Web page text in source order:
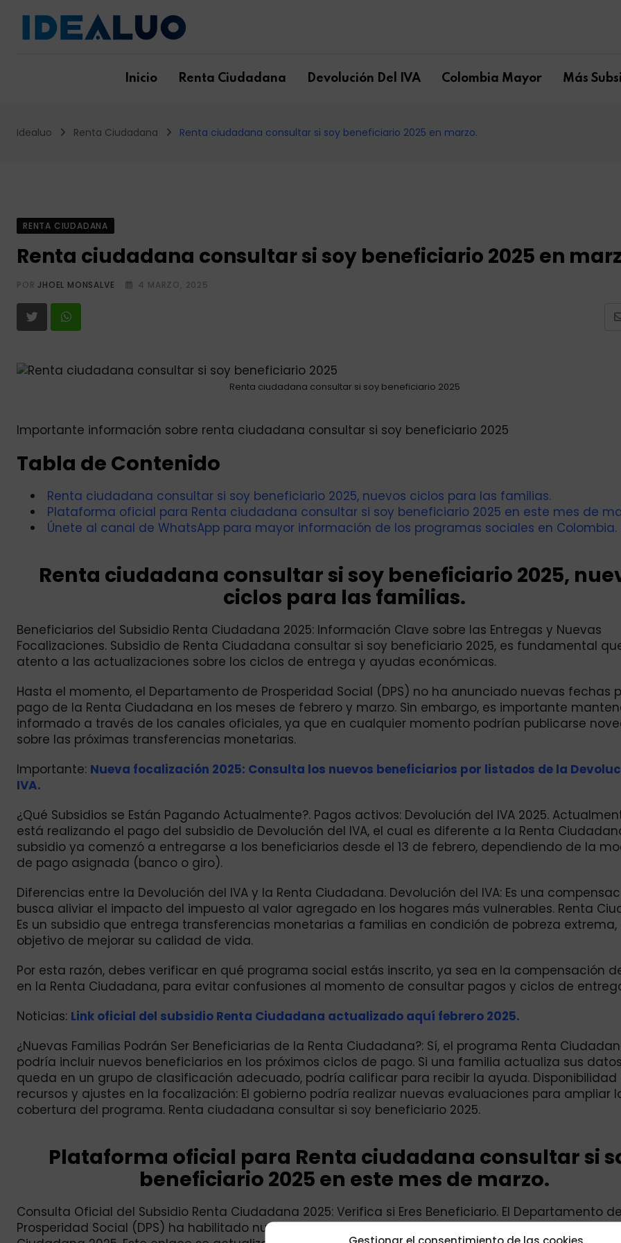
Gestionar el consentimiento de las cookies
content
Inicio Renta Ciudadana Devolución Del IVA Colombia Mayor Más
Idealuo Renta Ciudadana Renta ciudadana consultar si soy beneficiario 2025 en marzo.
RENTA CIUDADANA
Renta ciudadana consultar si soy beneficiario 2025 en
PORJHOEL MONSALVE 4 MARZO, 2025
Renta ciudadana consultar si soy beneficiario 2025
Importante información sobre renta ciudadana consultar si soy beneficiario 2025
Tabla de Contenido
Renta ciudadana consultar si soy beneficiario 2025, nuevos ciclos para las familias.
Plataforma oficial para Renta ciudadana consultar si soy beneficiario 2025 en este mes de
Únete al canal de WhatsApp para mayor información de los programas sociales en Colombia.
Renta ciudadana consultar si soy beneficiario 2025,
ciclos para las familias.
Beneficiarios del Subsidio Renta Ciudadana 2025: Información Clave sobre las Entregas y Nuevas
Focalizaciones. Subsidio de Renta Ciudadana consultar si soy beneficiario 2025, es fundamental
atento a las actualizaciones sobre los ciclos de entrega y ayudas económicas.
Hasta el momento, el Departamento de Prosperidad Social (DPS) no ha anunciado nuevas fechas
pago de la Renta Ciudadana en los meses de febrero y marzo. Sin embargo, es importante
informado a través de los canales oficiales, ya que en cualquier momento podrían publicarse
sobre las próximas transferencias monetarias.
Importante: Nueva focalización 2025: Consulta los nuevos beneficiarios por listados de la
IVA.
¿Qué Subsidios se Están Pagando Actualmente?. Pagos activos: Devolución del IVA 2025.
está realizando el pago del subsidio de Devolución del IVA, el cual es diferente a la Renta
subsidio ya comenzó a entregarse a los beneficiarios desde el 13 de febrero, dependiendo de la
de pago asignada (banco o giro).
Diferencias entre la Devolución del IVA y la Renta Ciudadana. Devolución del IVA: Es una
busca aliviar el impacto del impuesto al valor agregado en los hogares más vulnerables. Renta
Es un subsidio que entrega transferencias monetarias a familias en condición de pobreza extrema,
objetivo de mejorar su calidad de vida.
Por esta razón, debes verificar en qué programa social estás inscrito, ya sea en la compensación
en la Renta Ciudadana, para evitar confusiones al momento de consultar pagos y ciclos de
Noticias: Link oficial del subsidio Renta Ciudadana actualizado aquí febrero 2025.
¿Nuevas Familias Podrán Ser Beneficiarias de la Renta Ciudadana?: Sí, el programa Renta
podría incluir nuevos beneficiarios en los próximos ciclos de pago. Si una familia actualiza sus
queda en un grupo de clasificación adecuado, podría calificar para recibir la ayuda. Disponibilidad
recursos y ajustes en la focalización: El gobierno podría realizar nuevas evaluaciones para ampliar
cobertura del programa. Renta ciudadana consultar si soy beneficiario 2025.
Plataforma oficial para Renta ciudadana consultar si
beneficiario 2025 en este mes de marzo.
Consulta Oficial del Subsidio Renta Ciudadana 2025: Verifica si Eres Beneficiario. El Departamento de
Prosperidad Social (DPS) ha habilitado nuevamente el link oficial de consulta para el Subsidio Renta